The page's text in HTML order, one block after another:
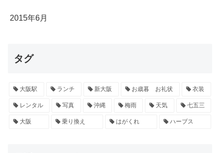
2015年6月
タグ
大阪駅 ランチ 新大阪 お歳暮 お礼状 衣装
レンタル 写真 沖縄 梅雨 天気 七五三
大阪 乗り換え はがくれ ハーブス